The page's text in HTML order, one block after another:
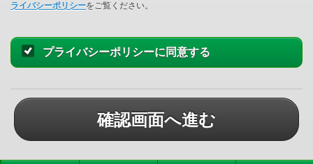
ライバシーポリシーをご覧ください。
プライバシーポリシーに同意する
確認画面へ進む